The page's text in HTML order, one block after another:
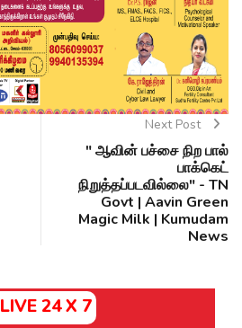
Next Post
" ஆவின் பச்சை நிற பால்
பாக்கெட்
நிறுத்தப்படவில்லை" - TN
Govt | Aavin Green
Magic Milk | Kumudam
News
LIVE 24 X 7